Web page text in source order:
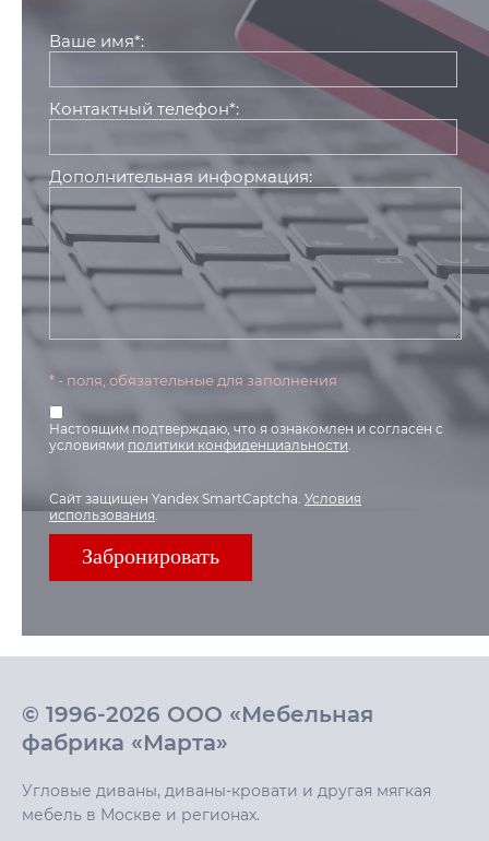
Ваше имя*:
Контактный телефон*:
Дополнительная информация:
* - поля, обязательные для заполнения
Настоящим подтверждаю, что я ознакомлен и согласен с
условиями политики конфиденциальности.
Сайт защищен Yandex SmartCaptcha. Условия
использования.
© 1996-2026 ООО «Мебельная
фабрика «Марта»
Угловые диваны, диваны-кровати и другая мягкая
мебель в Москве и регионах.